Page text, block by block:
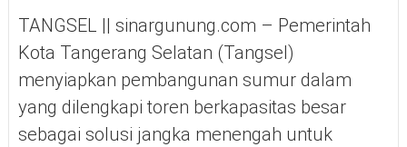
TANGSEL || sinargunung.com – Pemerintah
Kota Tangerang Selatan (Tangsel)
menyiapkan pembangunan sumur dalam
yang dilengkapi toren berkapasitas besar
sebagai solusi jangka menengah untuk